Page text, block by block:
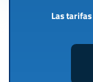
Las